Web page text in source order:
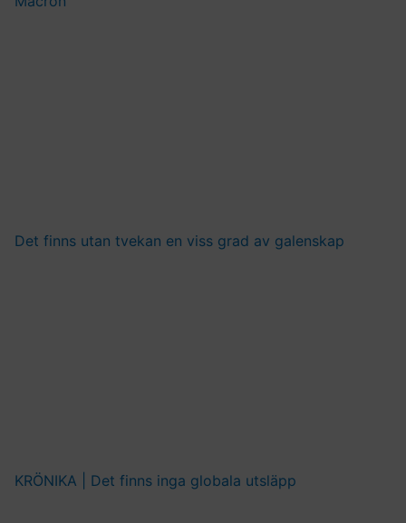
Det finns utan tvekan en viss grad av galenskap
KRÖNIKA | Det finns inga globala utsläpp